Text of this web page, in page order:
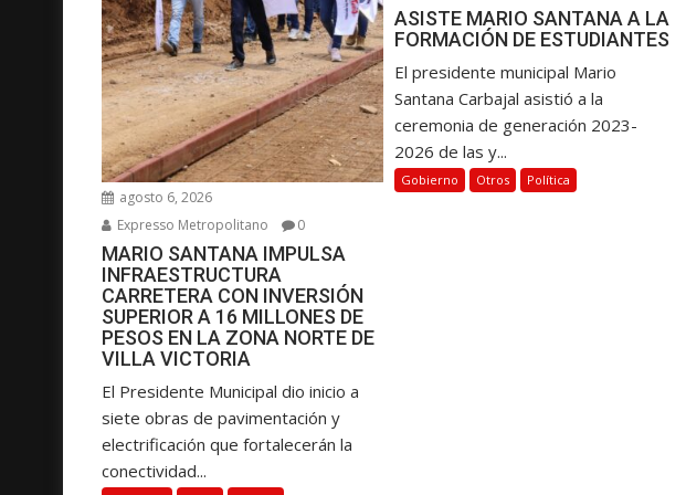
a
d
a
s
agosto 6, 2026
Expresso Metropolitano
0
MARIO SANTANA IMPULSA
INFRAESTRUCTURA
CARRETERA CON INVERSIÓN
SUPERIOR A 16 MILLONES DE
PESOS EN LA ZONA NORTE DE
VILLA VICTORIA
El Presidente Municipal dio inicio a
siete obras de pavimentación y
electrificación que fortalecerán la
conectividad...
ASISTE MARIO SANTANA A LA
FORMACIÓN DE ESTUDIANTES
El presidente municipal Mario
Santana Carbajal asistió a la
ceremonia de generación 2023-
2026 de las y...
Gobierno Otros Política